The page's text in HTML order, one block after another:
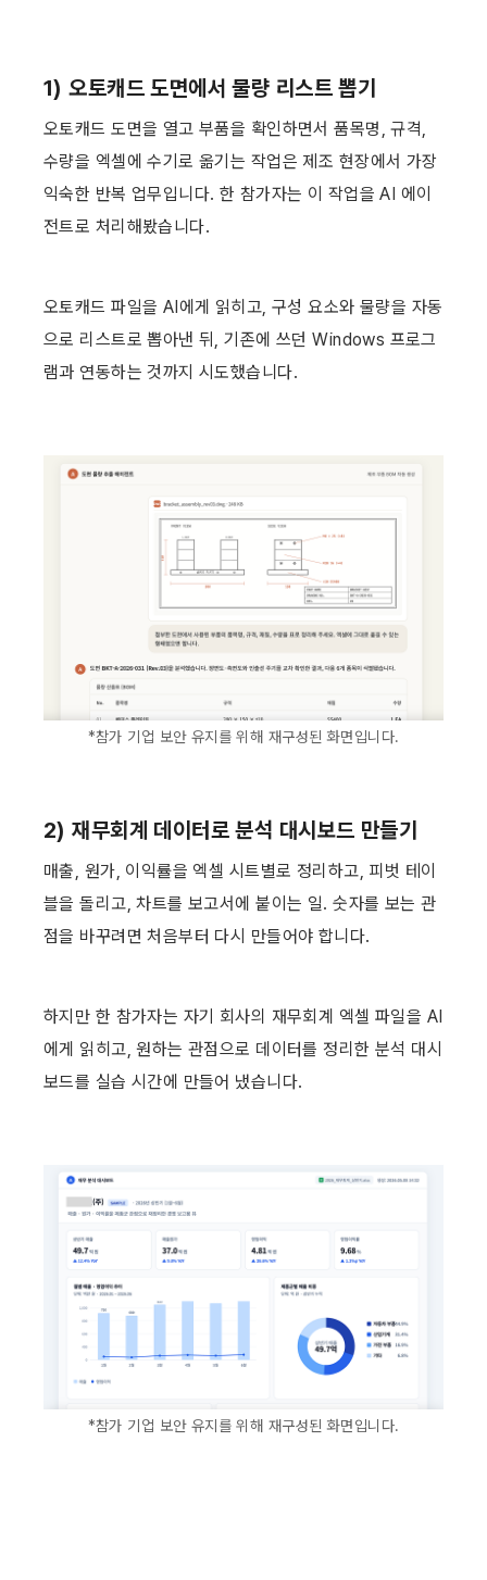
1) 오토캐드 도면에서 물량 리스트 뽑기
오토캐드 도면을 열고 부품을 확인하면서 품목명, 규격,
수량을 엑셀에 수기로 옮기는 작업은 제조 현장에서 가장
익숙한 반복 업무입니다. 한 참가자는 이 작업을 AI 에이
전트로 처리해봤습니다.
오토캐드 파일을 AI에게 읽히고, 구성 요소와 물량을 자동
으로 리스트로 뽑아낸 뒤, 기존에 쓰던 Windows 프로그
램과 연동하는 것까지 시도했습니다.
*참가 기업 보안 유지를 위해 재구성된 화면입니다.
2) 재무회계 데이터로 분석 대시보드 만들기
매출, 원가, 이익률을 엑셀 시트별로 정리하고, 피벗 테이
블을 돌리고, 차트를 보고서에 붙이는 일. 숫자를 보는 관
점을 바꾸려면 처음부터 다시 만들어야 합니다.
하지만 한 참가자는 자기 회사의 재무회계 엑셀 파일을 AI
에게 읽히고, 원하는 관점으로 데이터를 정리한 분석 대시
보드를 실습 시간에 만들어 냈습니다.
*참가 기업 보안 유지를 위해 재구성된 화면입니다.